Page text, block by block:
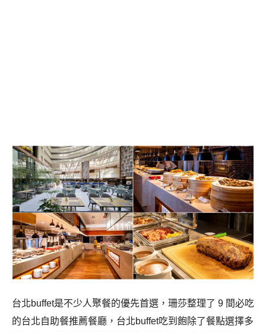
台北buffet是不少人聚餐的優先首選，珊莎整理了 9 間必吃
的台北自助餐推薦餐廳， 台北buffet吃到飽除了餐點選擇多